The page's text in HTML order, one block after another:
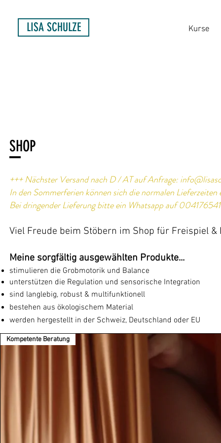
Kurse
LISA SCHULZE
SHOP
+++ Nächster Versand nach D / AT auf Anfrage:
In den Sommerferien können sich die normalen Lieferzeiten
Bei dringender Lieferung bitte ein Whatsapp auf
Viel Freude beim Stöbern im Shop für Freispiel &
Meine sorgfältig ausgewählten Produkte...
​stimulieren die Grobmotorik und Balance
unterstützen die Regulation und sensorische Integration
sind langlebig, robust & multifunktionell
bestehen aus ökologischem Material
werden hergestellt in der Schweiz, Deutschland oder EU
Kompetente Beratung